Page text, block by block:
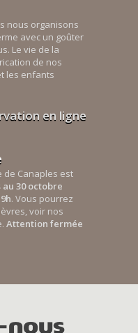
nous organisons
avec un goûter
Le vie de la
de nos
les enfants
en ligne
de Canaples est
au 30 octobre
. Vous pourrez
voir nos
Attention fermée
nous